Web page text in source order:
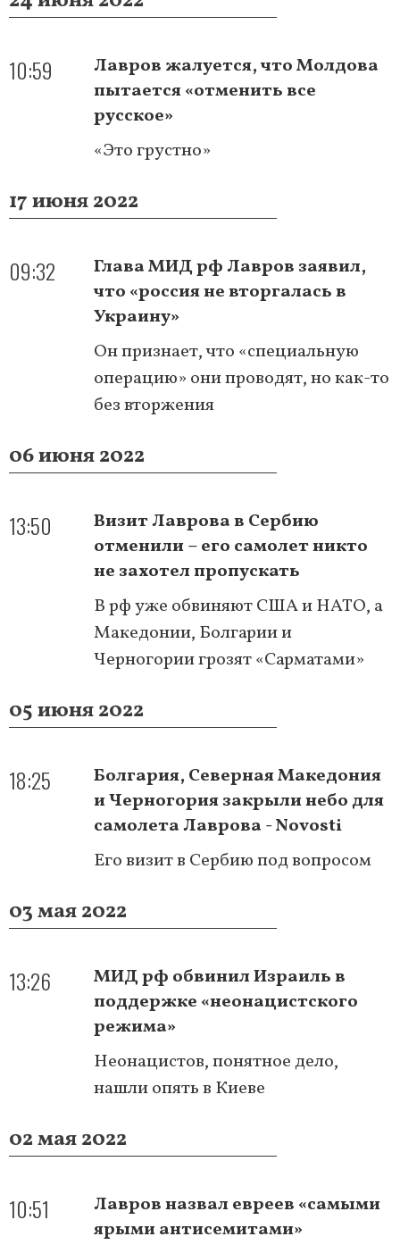
10:59
Лавров жалуется, что Молдова
пытается «отменить все
русское»
«Это грустно»
17 июня 2022
09:32
Глава МИД рф Лавров заявил,
что «россия не вторгалась в
Украину»
Он признает, что «специальную
операцию» они проводят, но как-то
без вторжения
06 июня 2022
13:50
Визит Лаврова в Сербию
отменили – его самолет никто
не захотел пропускать
В рф уже обвиняют США и НАТО, а
Македонии, Болгарии и
Черногории грозят «Сарматами»
05 июня 2022
18:25
Болгария, Северная Македония
и Черногория закрыли небо для
самолета Лаврова - Novosti
Его визит в Сербию под вопросом
03 мая 2022
13:26
МИД рф обвинил Израиль в
поддержке «неонацистского
режима»
Неонацистов, понятное дело,
нашли опять в Киеве
02 мая 2022
10:51
Лавров назвал евреев «самыми
ярыми антисемитами»